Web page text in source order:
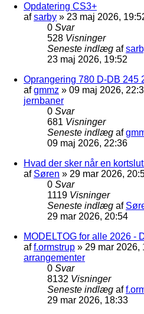
Opdatering CS3+
afsarby » 23 maj 2026,
0 Svar
528 Visninger
Seneste indlæg af
23 maj 2026, 19:52
Oprangering 780 D-DB 245
afgmmz » 09 maj 2026,
jernbaner
0 Svar
681 Visninger
Seneste indlæg af
09 maj 2026, 22:36
Hvad der sker når en
af Søren » 29 mar 2026,
0 Svar
1119 Visninger
Seneste indlæg af
29 mar 2026, 20:54
MODELTOG for alle 2026 -
aff.ormstrup » 29 mar 2026,
arrangementer
0 Svar
8132 Visninger
Seneste indlæg af
29 mar 2026, 18:33